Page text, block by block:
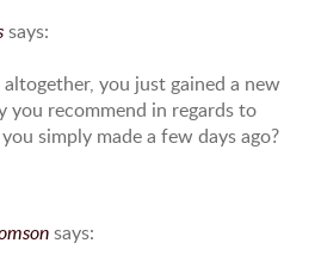
says:
you just gained a new
you recommend in regards to
simply made a few days ago?
says: